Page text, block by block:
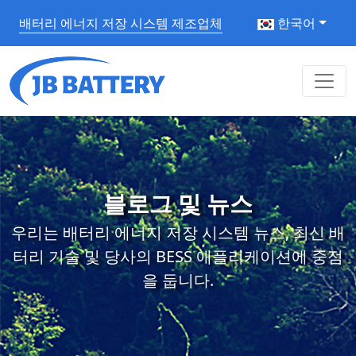
배터리 에너지 저장 시스템 제조업체 한국어
블로그 및 뉴스
우리는 배터리 에너지 저장 시스템 뉴스, 최신 배
터리 기술 및 당사의 BESS 애플리케이션에 중점
을 둡니다.